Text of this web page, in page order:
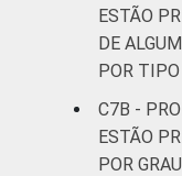
ESTÃO
DE
POR TIPO
C7B -
ESTÃO
POR